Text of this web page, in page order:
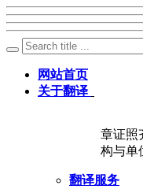
网站首页
关于翻译
章证照
构与单
翻译服务